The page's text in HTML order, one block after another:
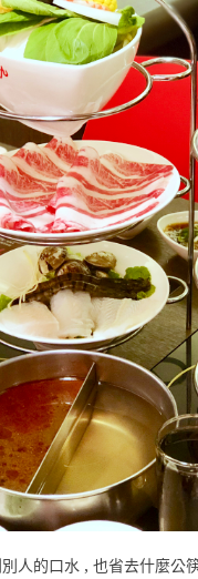
人的口水 , 也省去什麼公